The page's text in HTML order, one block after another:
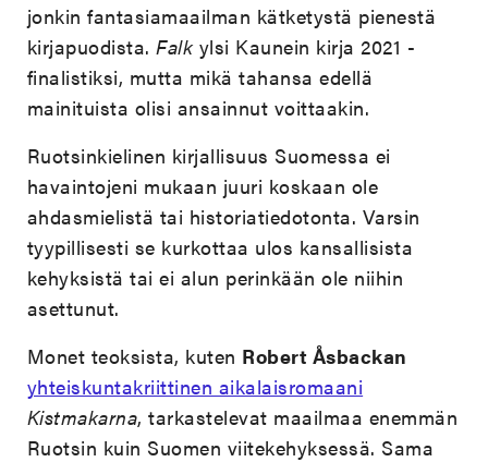
jonkin fantasiamaailman kätketystä pienestä
kirjapuodista.Falk ylsi Kaunein kirja 2021 -
finalistiksi, mutta mikä tahansa edellä
mainituista olisi ansainnut voittaakin.
Ruotsinkielinen kirjallisuus Suomessa ei
havaintojeni mukaan juuri koskaan ole
ahdasmielistä tai historiatiedotonta. Varsin
tyypillisesti se kurkottaa ulos kansallisista
kehyksistä tai ei alun perinkään ole niihin
asettunut.
Monet teoksista, kuten Robert Åsbackan
yhteiskuntakriittinen aikalaisromaani
Kistmakarna, tarkastelevat maailmaa enemmän
Ruotsin kuin Suomen viitekehyksessä. Sama